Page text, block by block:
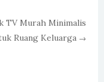
TV Murah Minimalis
Ruang Keluarga →